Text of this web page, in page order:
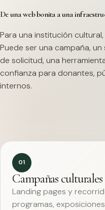
De una web bonita a una
Para una institución
Puede ser una campaña,
de solicitud, una
confianza para donantes,
internos.
01
Campañas culturales
Landing pages y
programas,